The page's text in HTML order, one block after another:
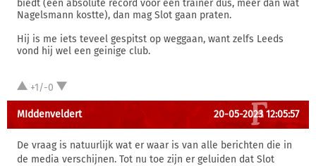
biedt (een absolute record voor een trainer dus, meer dan wat
Nagelsmann kostte), dan mag Slot gaan praten.
Hij is me iets teveel gespitst op weggaan, want zelfs Leeds
vond hij wel een geinige club.
+1/-0
MIddenveldert 20-05-2023 12:05:57
De vraag is natuurlijk wat er waar is van alle berichten die in
de media verschijnen. Tot nu toe zijn er geluiden dat Slot